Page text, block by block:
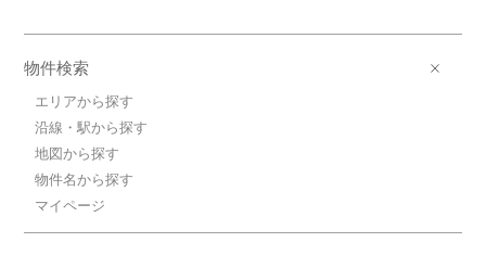
物件検索
エリアから探す
沿線・駅から探す
地図から探す
物件名から探す
マイページ